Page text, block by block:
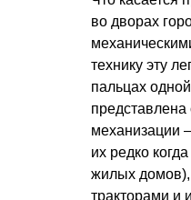
во дворах
технику эту
пальцах
механизации
их редко
жилых домов),
тракторами и